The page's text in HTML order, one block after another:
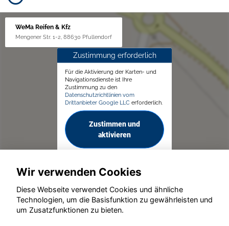
WeMa Reifen & Kfz
Mengener Str. 1-2, 88630 Pfullendorf
Zustimmung erforderlich
Für die Aktivierung der Karten- und
Navigationsdienste ist Ihre
Zustimmung zu den
Datenschutzrichtlinien vom
Drittanbieter Google LLC erforderlich.
Zustimmen und
aktivieren
© konjunkturmotor.de GmbH 2020 - 2026
Wir verwenden Cookies
Diese Webseite verwendet Cookies und ähnliche
Technologien, um die Basisfunktion zu gewährleisten und
um Zusatzfunktionen zu bieten.